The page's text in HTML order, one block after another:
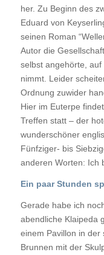
her. Zu Beginn des
Eduard von
seinen Roman
Autor die
selbst angehörte, auf
nimmt. Leider
Ordnung zuwider
Hier im Euterpe
Treffen statt – der
wunderschöner
Fünfziger- bis
anderen Worten: Ich
Ein paar Stunden
Gerade habe ich
abendliche Klaipeda
einem Pavillon in der
Brunnen mit der